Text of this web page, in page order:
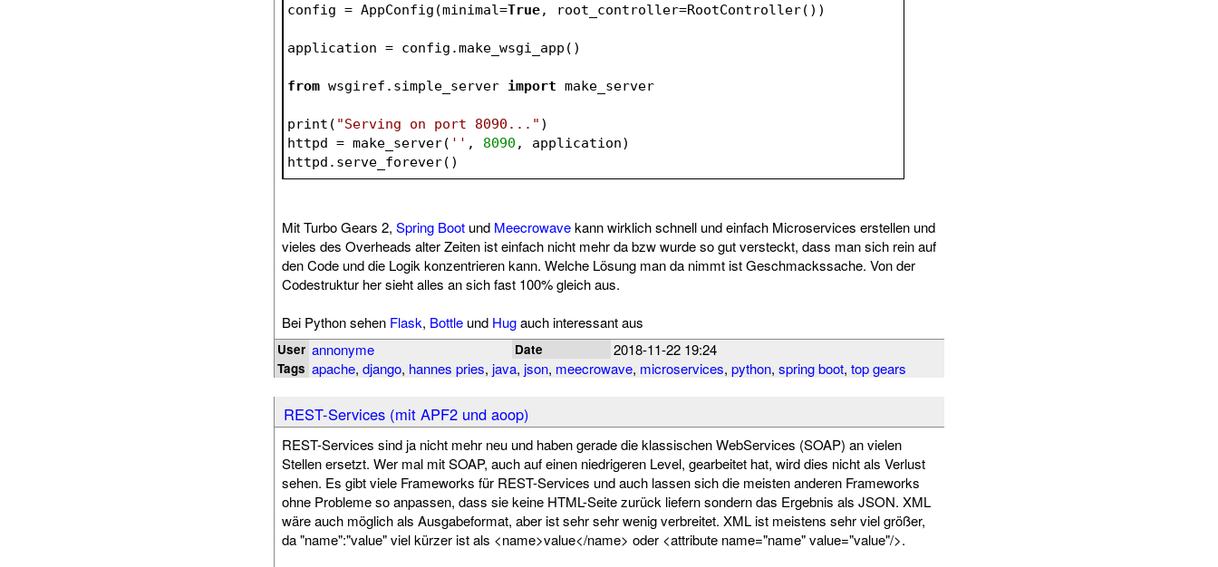
config = AppConfig(minimal=True, root_controller=RootController())
application = config.make_wsgi_app()
from wsgiref.simple_server import make_server
print( "Serving on port 8090..." )
httpd = make_server( '' , 8090 , application)
httpd.serve_forever()
Mit Turbo Gears 2, Spring Boot und Meecrowavekann wirklich schnell und einfach Microservices erstellen und
vieles des Overheads alter Zeiten ist einfach nicht mehr da bzw wurde so gut versteckt, dass man sich rein auf
den Code und die Logik konzentrieren kann. Welche Lösung man da nimmt ist Geschmackssache. Von der
Codestruktur her sieht alles an sich fast 100% gleich aus.
Bei Python sehen Flask, Bottle und Hugauch interessant aus
User annonyme Date 2018-11-22 19:24
Tags apache, django, hannes pries, java, json, meecrowave, microservices, python, spring boot, top gears
REST-Services (mit APF2 und aoop)
REST-Services sind ja nicht mehr neu und haben gerade die klassischen WebServices (SOAP) an vielen
Stellen ersetzt. Wer mal mit SOAP, auch auf einen niedrigeren Level, gearbeitet hat, wird dies nicht als Verlust
sehen. Es gibt viele Frameworks für REST-Services und auch lassen sich die meisten anderen Frameworks
ohne Probleme so anpassen, dass sie keine HTML-Seite zurück liefern sondern das Ergebnis als JSON. XML
wäre auch möglich als Ausgabeformat, aber ist sehr sehr wenig verbreitet. XML ist meistens sehr viel größer,
da "name":"value" viel kürzer ist als <name>value</name> oder <attribute name="name" value="value"/>.